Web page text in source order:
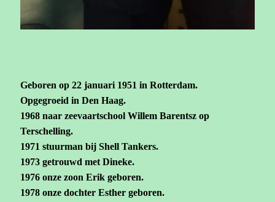
Geboren op 22 januari 1951 in Rotterdam.
Opgegroeid in Den Haag.
1968 naar zeevaartschool Willem Barentsz op
Terschelling.
1971 stuurman bij Shell Tankers.
1973 getrouwd met Dineke.
1976 onze zoon Erik geboren.
1978 onze dochter Esther geboren.